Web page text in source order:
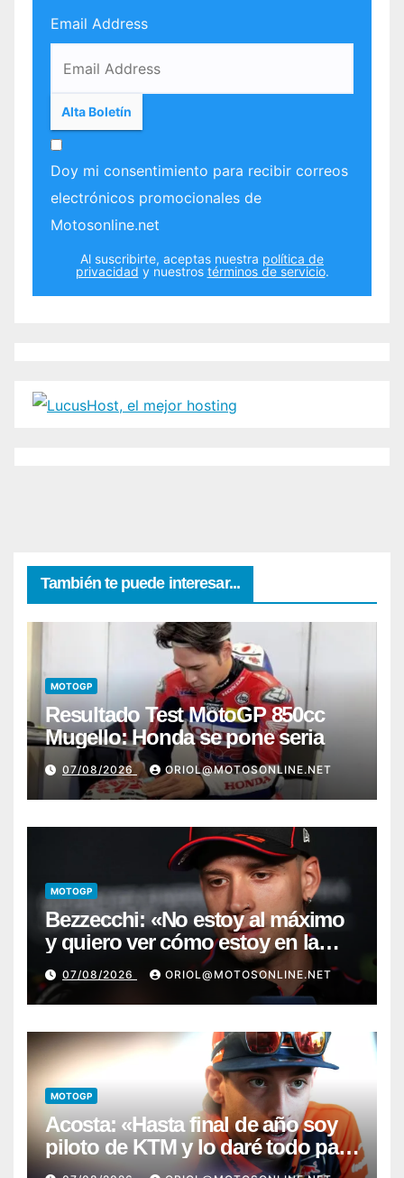
Email Address
Doy mi consentimiento para recibir correos
electrónicos promocionales de
Motosonline.net
Al suscribirte, aceptas nuestra política de
privacidad y nuestros términos de servicio.
También te puede interesar...
MOTOGP
Resultado Test MotoGP 850cc
Mugello: Honda se pone seria
07/08/2026 ORIOL@MOTOSONLINE.NET
MOTOGP
Bezzecchi: «No estoy al máximo
y quiero ver cómo estoy en la
moto; desde Aragón será una
guerra»
07/08/2026 ORIOL@MOTOSONLINE.NET
MOTOGP
Acosta: «Hasta final de año soy
piloto de KTM y lo daré todo para
conseguir mi primera victoria»